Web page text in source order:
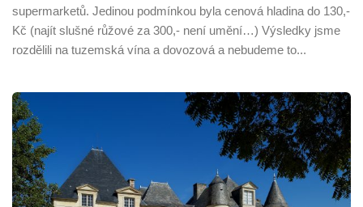
supermarketů. Jedinou podmínkou byla cenová hladina do 130,-
Kč (najít slušné růžové za 300,- není umění…) Výsledky jsme
rozdělili na tuzemská vína a dovozová a nebudeme to...